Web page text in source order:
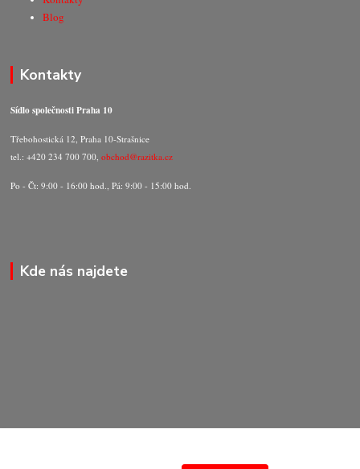
Blog
Kontakty
Sídlo společnosti Praha 10
Třebohostická 12, Praha 10-Strašnice
tel.: +420 234 700 700,obchod@razitka.cz
Po - Čt: 9:00 - 16:00 hod., Pá: 9:00 - 15:00 hod.
Kde nás najdete